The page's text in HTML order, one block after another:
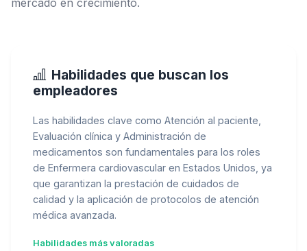
Habilidades que buscan los
empleadores
Las habilidades clave como Atención al paciente,
Evaluación clínica y Administración de
medicamentos son fundamentales para los roles
de Enfermera cardiovascular en Estados Unidos, ya
que garantizan la prestación de cuidados de
calidad y la aplicación de protocolos de atención
médica avanzada.
Habilidades más valoradas